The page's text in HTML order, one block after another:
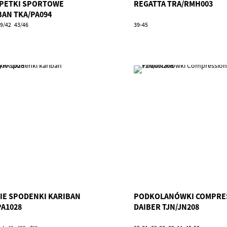
SPORTOWE
TKA/PA094
42 43/46
REGATTA TRA/RMH003
39-45
SPODENKI KARIBAN
PODKOLANÓWKI
DAIBER TJN/JN208